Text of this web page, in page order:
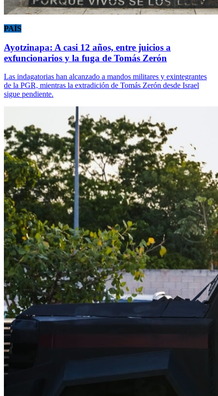
PAÍS
Ayotzinapa: A casi 12 años, entre juicios a
exfuncionarios y la fuga de Tomás Zerón
Las indagatorias han alcanzado a mandos militares y exintegrantes
de la PGR, mientras la extradición de Tomás Zerón desde Israel
sigue pendiente.